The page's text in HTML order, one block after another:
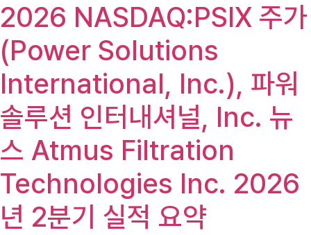
2026 NASDAQ:PSIX 주가
(Power Solutions
International, Inc.), 파워
솔루션 인터내셔널, Inc. 뉴
스 Atmus Filtration
Technologies Inc. 2026
년 2분기 실적 요약